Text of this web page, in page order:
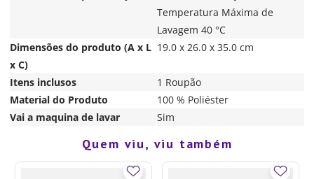
Temperatura Máxima de
Lavagem 40 °C
Dimensões do produto (A x L
x C)
19.0 x 26.0 x 35.0 cm
Itens inclusos
1 Roupão
Material do Produto
100 % Poliéster
Vai a maquina de lavar
Sim
Quem viu, viu também